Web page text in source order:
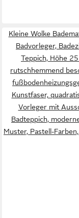
Kleine Wolke
Badvorleger,
Teppich, Höhe
rutschhemmend
Kunstfaser,
Vorleger mit
Badteppich,
Muster, Pastell-